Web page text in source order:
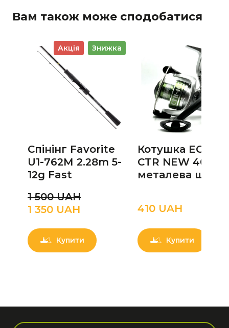
Вам також може сподобатися
Акція Знижка
Спінінг Favorite
U1-762М 2.28m 5-
12g Fast
1 500 UAН
1 350 UAН
Купити
Котушка
CTR NEW 40
металева
410 UAН
Купити